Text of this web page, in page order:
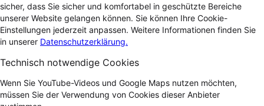
sicher, dass Sie sicher und komfortabel in geschützte Bereiche
unserer Website gelangen können. Sie können Ihre Cookie-
Einstellungen jederzeit anpassen. Weitere Informationen finden Sie
in unserer Datenschutzerklärung.
Technisch notwendige Cookies
Wenn Sie YouTube-Videos und Google Maps nutzen möchten,
müssen Sie der Verwendung von Cookies dieser Anbieter